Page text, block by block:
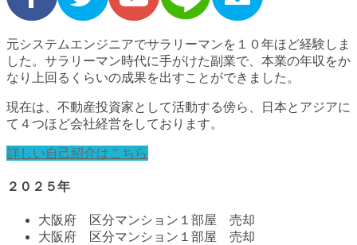
元システムエンジニアでサラリーマンを１０年ほど経験しま
した。サラリーマン時代に手がけた副業で、本業の年収をか
なり上回るくらいの成果を出すことができました。
現在は、不動産投資家として活動する傍ら、日本とアジアに
て４つほど会社経営をしております。
詳しい自己紹介はこちら
２０２５年
大阪府 区分マンション１部屋 売却
大阪府 区分マンション１部屋 売却